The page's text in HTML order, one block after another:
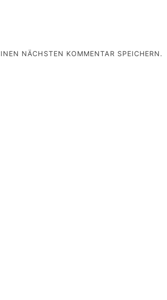
NÄCHSTEN KOMMENTAR SPEICHERN.